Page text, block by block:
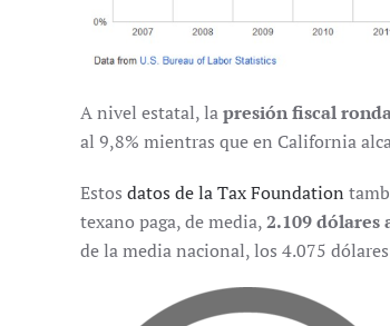
A nivel estatal, lapresión fiscal
al 9,8% mientras que en California
Estos datos de la Tax Foundation
texano paga, de media,2.109 dólares
de la media nacional, los 4.075